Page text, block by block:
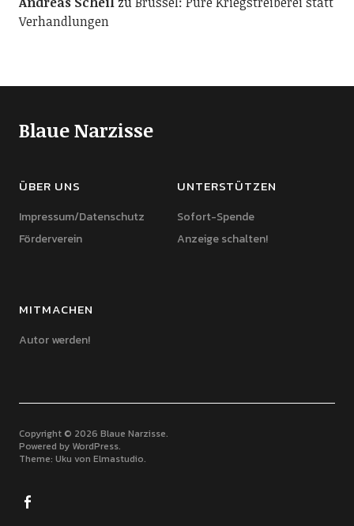
Verhandlungen
Blaue Narzisse
ÜBER UNS
Impressum/Datenschutz
Förderverein
UNTERSTÜTZEN
Sofort-Spende
Anzeige schalten!
MITMACHEN
Autor werden!
Copyright © 2026 Blaue Narzisse
Powered by WordPress
Theme: Uku von Elmastudio